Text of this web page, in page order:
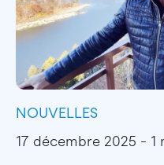
NOUVELLES
17 décembre 2025 - 1